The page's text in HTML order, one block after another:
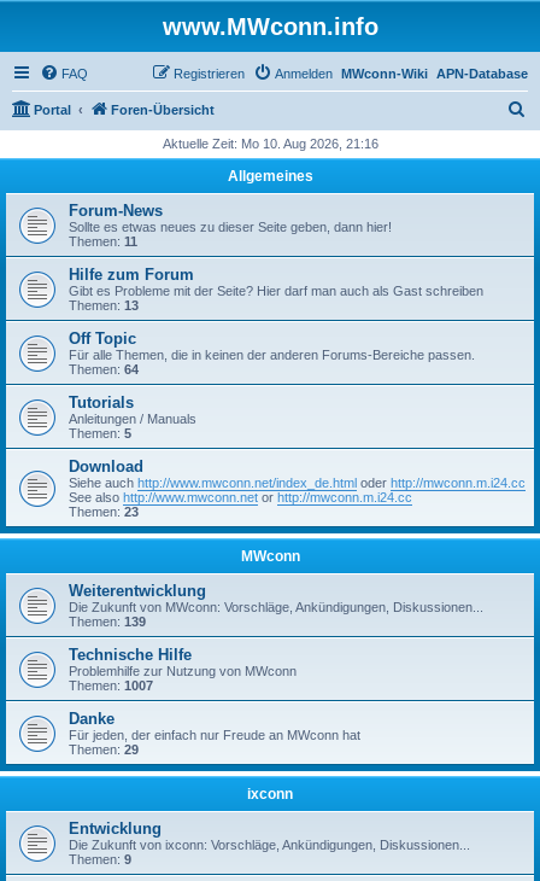
www.MWconn.info
FAQ APN-Database
MWconn-Wiki
Anmelden
Registrieren
Portal Foren-Übersicht
h
Aktuelle Zeit: Mo 10. Aug 2026, 21:16
Allgemeines
Forum-News
Sollte es etwas neues zu dieser Seite geben, dann hier!
Themen: 11
Hilfe zum Forum
Gibt es Probleme mit der Seite? Hier darf man auch als Gast schreiben
Themen: 13
Off Topic
Für alle Themen, die in keinen der anderen Forums-Bereiche passen.
Themen: 64
Tutorials
Anleitungen / Manuals
Themen: 5
Download
Siehe auch http://www.mwconn.net/index_de.html oder http://mwconn.m.i24.cc
See also http://www.mwconn.net or http://mwconn.m.i24.cc
Themen: 23
MWconn
Weiterentwicklung
Die Zukunft von MWconn: Vorschläge, Ankündigungen, Diskussionen...
Themen: 139
Technische Hilfe
Problemhilfe zur Nutzung von MWconn
Themen: 1007
Danke
Für jeden, der einfach nur Freude an MWconn hat
Themen: 29
ixconn
Entwicklung
Die Zukunft von ixconn: Vorschläge, Ankündigungen, Diskussionen...
Themen: 9